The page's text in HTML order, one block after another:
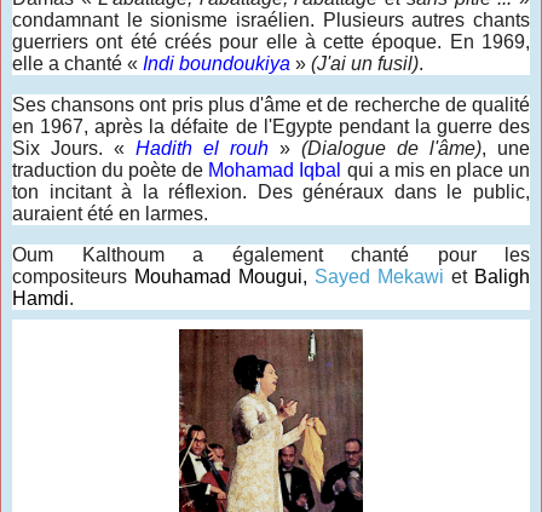
condamnant le sionisme israélien. Plusieurs autres chants
guerriers ont été créés pour elle à cette époque. En 1969,
elle a chanté « Indi boundoukiya » (J'ai un fusil).
Ses chansons ont pris plus d'âme et de recherche de qualité
en 1967, après la défaite de l'Egypte pendant la guerre des
Six Jours. « Hadith el rouh » (Dialogue de l'âme), une
traduction du poète de Mohamad Iqbal qui a mis en place un
ton incitant à la réflexion. Des généraux dans le public,
auraient été en larmes.
Oum Kalthoum a également chanté pour les
compositeurs Mouhamad Mougui, Sayed Mekawi et Baligh
Hamdi.